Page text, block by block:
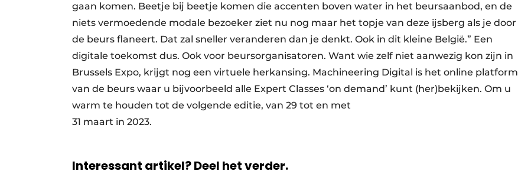
gaan komen. Beetje bij beetje komen die accenten boven water in het beursaanbod, en de
niets vermoedende modale bezoeker ziet nu nog maar het topje van deze ijsberg als je door
de beurs flaneert. Dat zal sneller veranderen dan je denkt. Ook in dit kleine België.” Een
digitale toekomst dus. Ook voor beursorganisatoren. Want wie zelf niet aanwezig kon zijn in
Brussels Expo, krijgt nog een virtuele herkansing. Machineering Digital is het online platform
van de beurs waar u bijvoorbeeld alle Expert Classes ‘on demand’ kunt (her)bekijken. Om u
warm te houden tot de volgende editie, van 29 tot en met
31 maart in 2023.
Interessant artikel? Deel het verder.